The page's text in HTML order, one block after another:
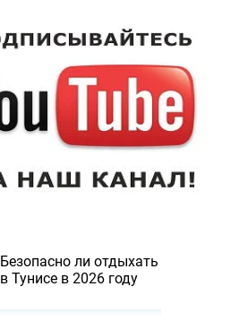
Безопасно ли отдыхать
в Тунисе в 2026 году